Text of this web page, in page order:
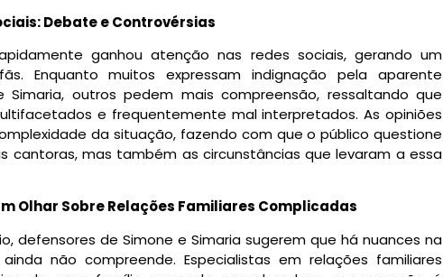
Debate e Controvérsias
ganhou atenção nas redes sociais, gerando um
Enquanto muitos expressam indignação pela aparente
Simaria, outros pedem mais compreensão, ressaltando que
e frequentemente mal interpretados. As opiniões
da situação, fazendo com que o público questione
cantoras, mas também as circunstâncias que levaram a essa
Olhar Sobre Relações Familiares Complicadas
defensores de Simone e Simaria sugerem que há nuances na
não compreende. Especialistas em relações familiares